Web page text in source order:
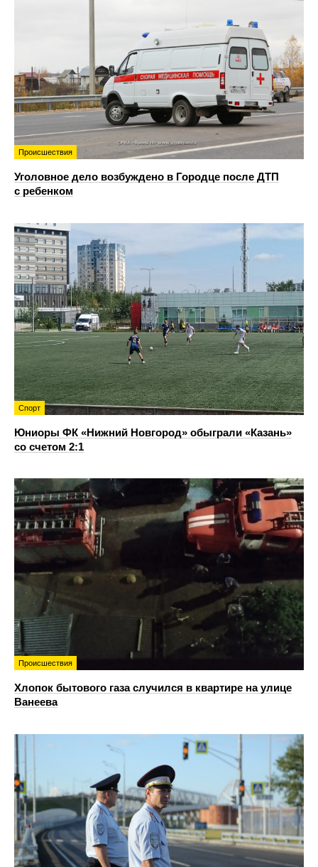
Происшествия
Уголовное дело возбуждено в Городце после ДТП
с ребенком
Спорт
Юниоры ФК «Нижний Новгород» обыграли «Казань»
со счетом 2:1
Происшествия
Хлопок бытового газа случился в квартире на улице
Ванеева